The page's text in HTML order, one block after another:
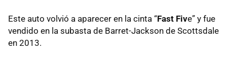
Este auto volvió a aparecer en la cinta “Fast Five” y fue
vendido en la subasta de Barret-Jackson de Scottsdale
en 2013.